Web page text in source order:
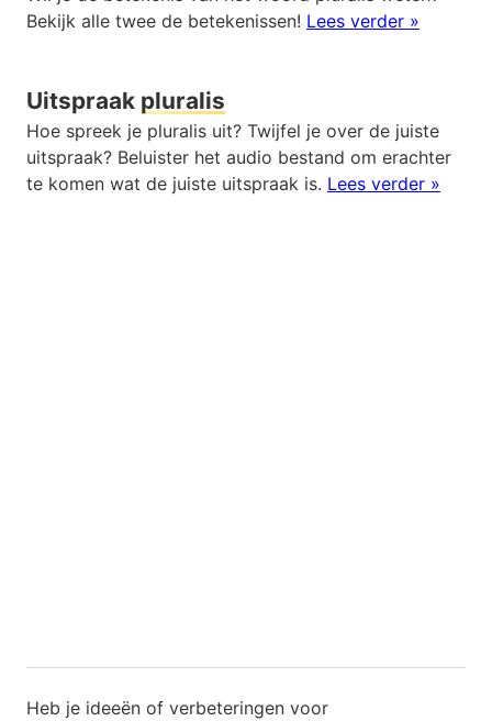
Bekijk alle twee de betekenissen! Lees verder »
Uitspraak pluralis
Hoe spreek je pluralis uit? Twijfel je over de juiste
uitspraak? Beluister het audio bestand om erachter
te komen wat de juiste uitspraak is. Lees verder »
Heb je ideeën of verbeteringen voor